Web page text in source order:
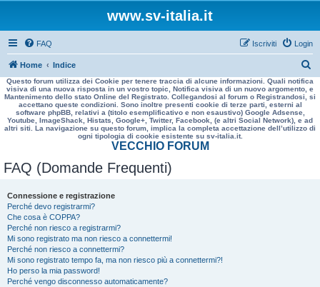
www.sv-italia.it
FAQ Login
Iscriviti
Home Indice
e
r
a
Questo forum utilizza dei Cookie per tenere traccia di alcune informazioni. Quali notifica
visiva di una nuova risposta in un vostro topic, Notifica visiva di un nuovo argomento, e
Mantenimento dello stato Online del Registrato. Collegandosi al forum o Registrandosi, si
accettano queste condizioni. Sono inoltre presenti cookie di terze parti, esterni al
software phpBB, relativi a (titolo esemplificativo e non esaustivo) Google Adsense,
Youtube, ImageShack, Histats, Google+, Twitter, Facebook, (e altri Social Network), e ad
altri siti. La navigazione su questo forum, implica la completa accettazione dell’utilizzo di
ogni tipologia di cookie esistente su sv-italia.it.
VECCHIO FORUM
FAQ (Domande Frequenti)
Connessione e registrazione
Perché devo registrarmi?
Che cosa è COPPA?
Perché non riesco a registrarmi?
Mi sono registrato ma non riesco a connettermi!
Perché non riesco a connettermi?
Mi sono registrato tempo fa, ma non riesco più a connettermi?!
Ho perso la mia password!
Perché vengo disconnesso automaticamente?